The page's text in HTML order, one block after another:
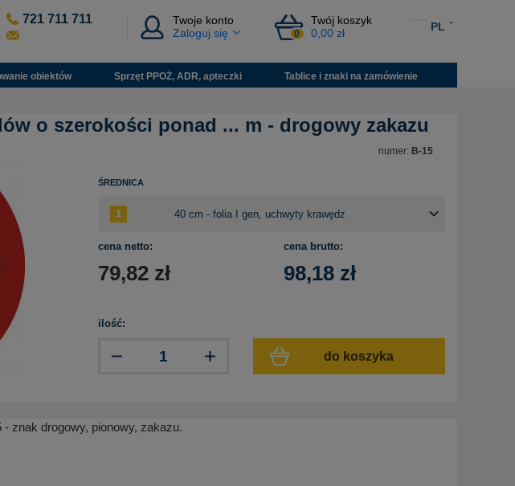
721 711 711
Twoje konto
Zaloguj się
Twój koszyk
0 0,00 zł
PL
obiektów Sprzęt PPOŻ, ADR, apteczki Tablice i znaki na zamówienie
o szerokości ponad ... m - drogowy zakazu
numer: B-15
ŚREDNICA
cena netto:
79,82 zł
cena brutto:
98,18 zł
ilość:
do koszyka
znak drogowy, pionowy, zakazu.